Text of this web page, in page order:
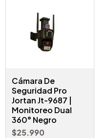
Cámara De
Seguridad Pro
Jortan Jt-9687 |
Monitoreo Dual
360° Negro
$25.990